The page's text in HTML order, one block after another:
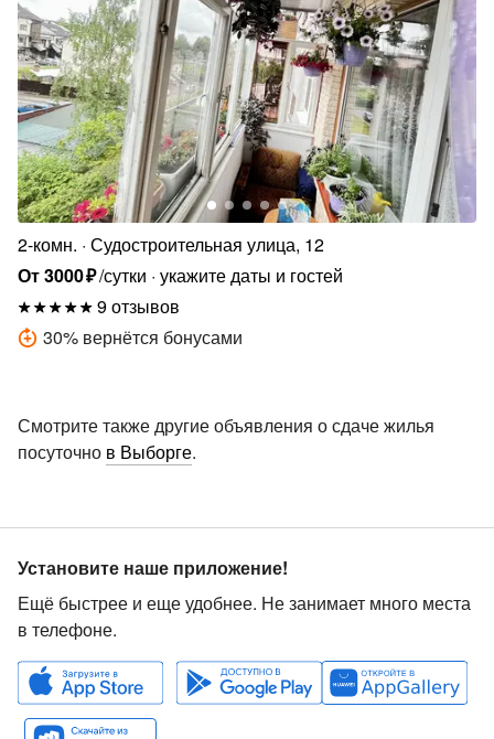
2-комн. Судостроительная улица, 12
От3000₽/сутки укажите даты и гостей
9 отзывов
30% вернётся бонусами
Смотрите также другие объявления о сдаче жилья
посуточно в Выборге.
Установите наше приложение!
Ещё быстрее и еще удобнее. Не занимает много места
в телефоне.